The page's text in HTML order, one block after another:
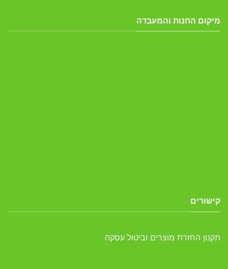
מיקום החנות והמעבדה
קישורים
תקנון החזרת מוצרים וביטול עסקה